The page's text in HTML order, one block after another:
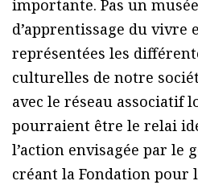
importante. Pas un
d’apprentissage du vivre
représentées les
culturelles de notre
avec le réseau associatif
pourraient être le relai
l’action envisagée par le
créant la Fondation pour